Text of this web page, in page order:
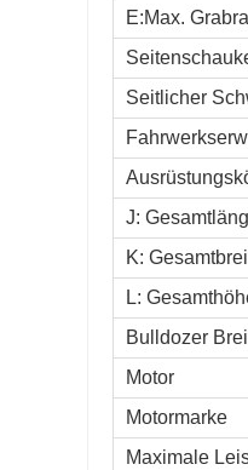
E:Max.
Seitlicher
J:
K:
L:
Bulldozer
Motor
Motormarke
Maximale